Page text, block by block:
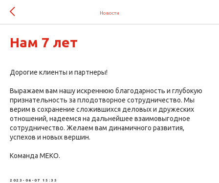
Новости
Нам 7 лет
Дорогие клиенты и партнеры!
Выражаем вам нашу искреннюю благодарность и глубокую
признательность за плодотворное сотрудничество. Мы
верим в сохранение сложившихся деловых и дружеских
отношений, надеемся на дальнейшее взаимовыгодное
сотрудничество. Желаем вам динамичного развития,
успехов и новых вершин.
Команда МЕКО.
2023-06-07 15:35